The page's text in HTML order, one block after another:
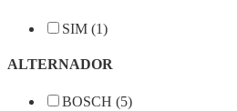
SIM (1)
ALTERNADOR
BOSCH (5)